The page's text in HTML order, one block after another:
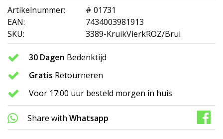
Artikelnummer:
# 01731
EAN:
7434003981913
SKU:
3389-KruikVierkROZ/Brui
30 Dagen Bedenktijd
Gratis Retourneren
Voor 17:00 uur besteld morgen in huis
Share with Whatsapp